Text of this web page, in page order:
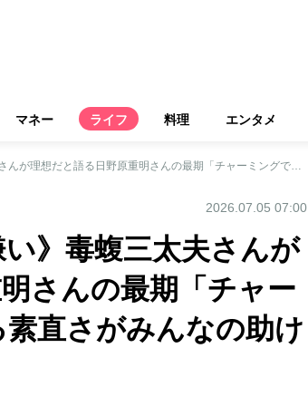
マネー ライフ 料理 エンタメ
《ピンピンコロリが嫌い》毒蝮三太夫さんが理想だと語る日野原重明さんの最期「チャーミングでいようとする素直さがみんなの助けになる」
2026.07.05 07:00
》毒蝮三太夫さんが
さんの最期「チャー
直さがみんなの助け